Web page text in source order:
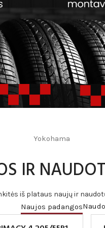
Yokohama
IR
iš plataus naujų ir
Naujos padangos